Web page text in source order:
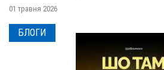
01 травня 2026
БЛОГИ